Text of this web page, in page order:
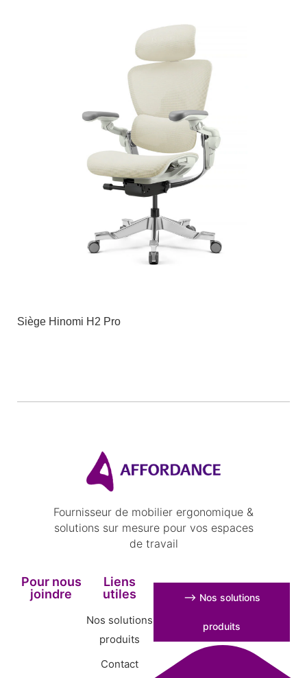
Siège Hinomi H2 Pro
Fournisseur de mobilier ergonomique &
solutions sur mesure pour vos espaces
de travail
Pour nous
joindre
Liens
utiles
Nos solutions
produits
Contact
⟶ Nos solutions
produits